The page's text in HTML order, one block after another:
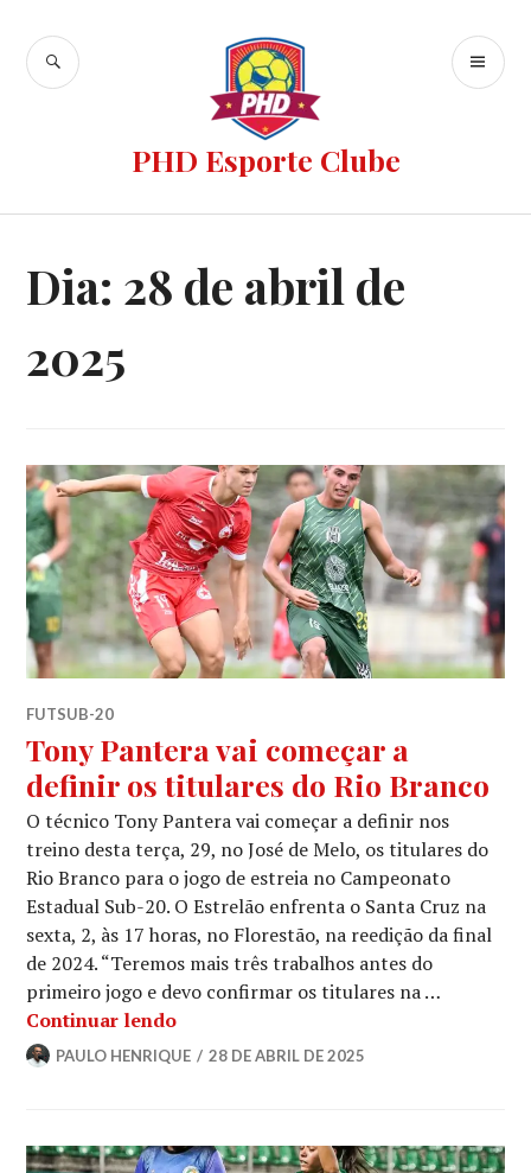
PHD Esporte Clube
Dia: 28 de abril de
2025
FUTSUB-20
Tony Pantera vai começar a
definir os titulares do Rio Branco
O técnico Tony Pantera vai começar a definir nos
treino desta terça, 29, no José de Melo, os titulares do
Rio Branco para o jogo de estreia no Campeonato
Estadual Sub-20. O Estrelão enfrenta o Santa Cruz na
sexta, 2, às 17 horas, no Florestão, na reedição da final
de 2024. “Teremos mais três trabalhos antes do
primeiro jogo e devo confirmar os titulares na …
Continuar lendo
PAULO HENRIQUE 28 DE ABRIL DE 2025